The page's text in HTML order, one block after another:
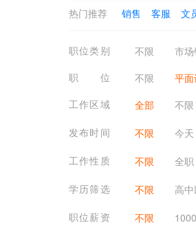
热门推荐 销售 客服 文
职位类别 不限 市场
工厂工业
医疗保健
职位
不限 平
纺织/服饰(装)
工作区域
全部 不限
发布时间
不限 今天
工作性质
不限 全职
学历筛选
不限 高
职位薪资
不限